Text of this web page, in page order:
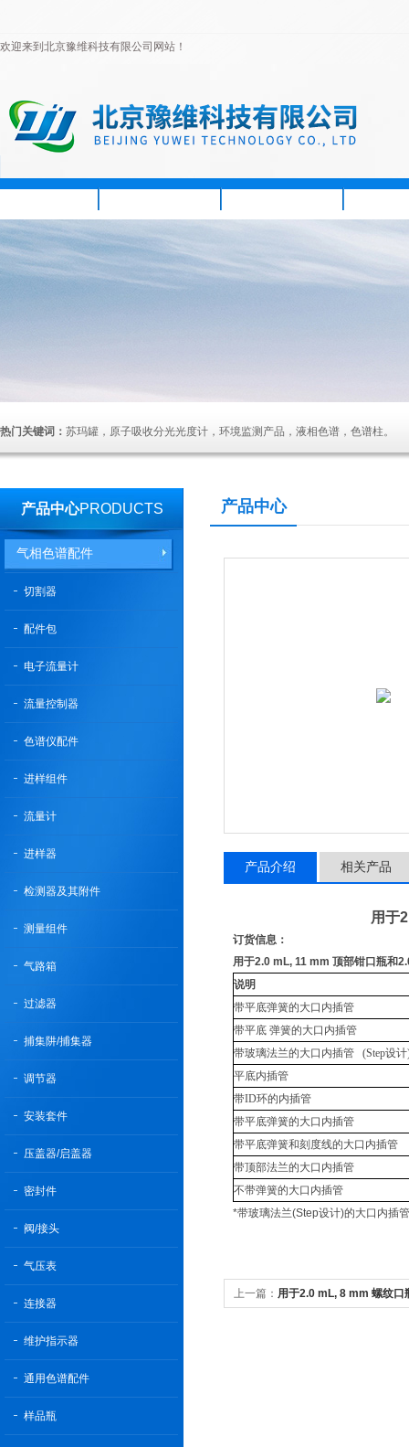
欢迎来到北京豫维科技有限公司网站！
热门关键词： 苏玛罐，原子吸收分光光度计，环境监测产品，液相色谱，色谱柱。
产品中心PRODUCTS
气相色谱配件
切割器
配件包
电子流量计
流量控制器
色谱仪配件
进样组件
流量计
进样器
检测器及其附件
测量组件
气路箱
过滤器
捕集阱/捕集器
调节器
安装套件
压盖器/启盖器
密封件
阀/接头
气压表
连接器
维护指示器
通用色谱配件
样品瓶
产品中心
产品介绍 相关产品
用于
订货信息：
用于2.0 mL, 11 mm 顶部钳口瓶和
说明
带平底弹簧的大口内插管
带平底 弹簧的大口内插管
带玻璃法兰的大口内插管 (Step设
平底内插管
带ID环的内插管
带平底弹簧的大口内插管
带平底弹簧和刻度线的大口内插管
带顶部法兰的大口内插管
不带弹簧的大口内插管
*带玻璃法兰(Step设计)的大口内插
上一篇： 用于2.0 mL, 8 mm 螺纹口